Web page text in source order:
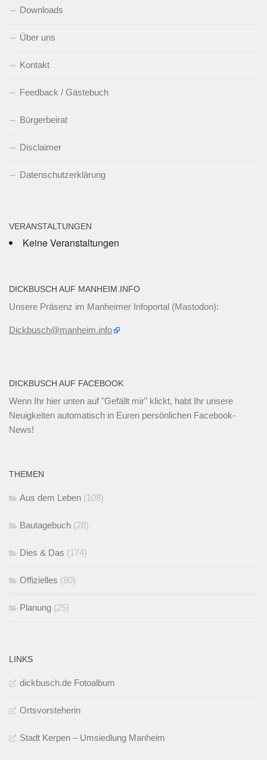
Downloads
Über uns
Kontakt
Feedback / Gästebuch
Bürgerbeirat
Disclaimer
Datenschutzerklärung
VERANSTALTUNGEN
Keine Veranstaltungen
DICKBUSCH AUF MANHEIM.INFO
Unsere Präsenz im Manheimer Infoportal (Mastodon):
Dickbusch@manheim.info
DICKBUSCH AUF FACEBOOK
Wenn Ihr hier unten auf "Gefällt mir" klickt, habt Ihr unsere
Neuigkeiten automatisch in Euren persönlichen Facebook-
News!
THEMEN
Aus dem Leben (108)
Bautagebuch (28)
Dies & Das (174)
Offizielles (80)
Planung (25)
LINKS
dickbusch.de Fotoalbum
Ortsvorsteherin
Stadt Kerpen – Umsiedlung Manheim